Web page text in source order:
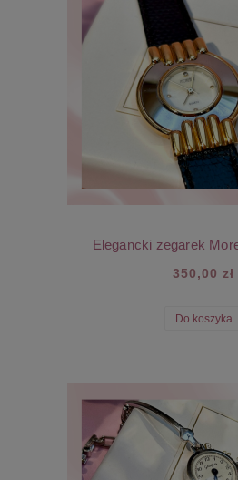
Elegancki zegarek
350,00 zł
Do koszyka